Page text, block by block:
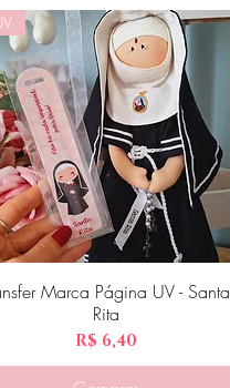
Visualização rápida
Marca Página UV - Santa
Rita
Preço
R$ 6,40